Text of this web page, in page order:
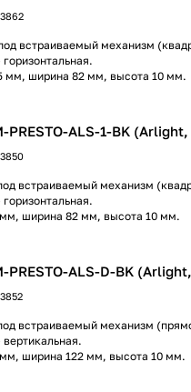
встраиваемый механизм
мм, ширина 82 мм, высота 10 мм.
ALS-1-BK (Arlight,
встраиваемый механизм
ширина 82 мм, высота 10 мм.
ALS-D-BK
встраиваемый механизм
ширина 122 мм, высота 10 мм.